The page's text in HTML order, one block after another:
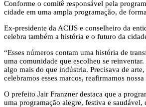
Conforme o comitê responsável pela
cidade em uma ampla programação, de
Ex-presidente da ACIJS e conselheiro da
celebra também a história e o futuro da
“Esses números contam uma história de
uma comunidade que escolheu se
algo mais do que indústria. Precisava de
celebramos esses marcos, reafirmamos
O prefeito Jair Franzner destaca que a
uma programação alegre, festiva e saudável,